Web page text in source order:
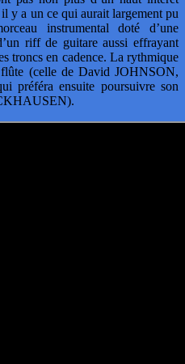
y a un ce qui aurait largement pu
instrumental doté d’une
riff de guitare aussi effrayant
troncs en cadence. La rythmique
(celle de David JOHNSON,
préféra ensuite poursuivre son